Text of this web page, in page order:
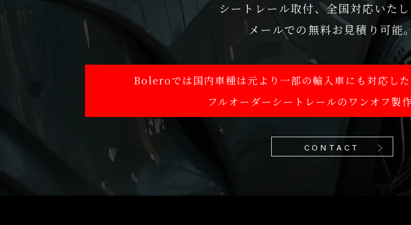
シートレール取付、全国対応いたし
メールでの無料お見積り可能
Boleroでは国内車種は元より一部の輸入車にも対応し
フルオーダーシートレールのワンオフ製
CONTACT